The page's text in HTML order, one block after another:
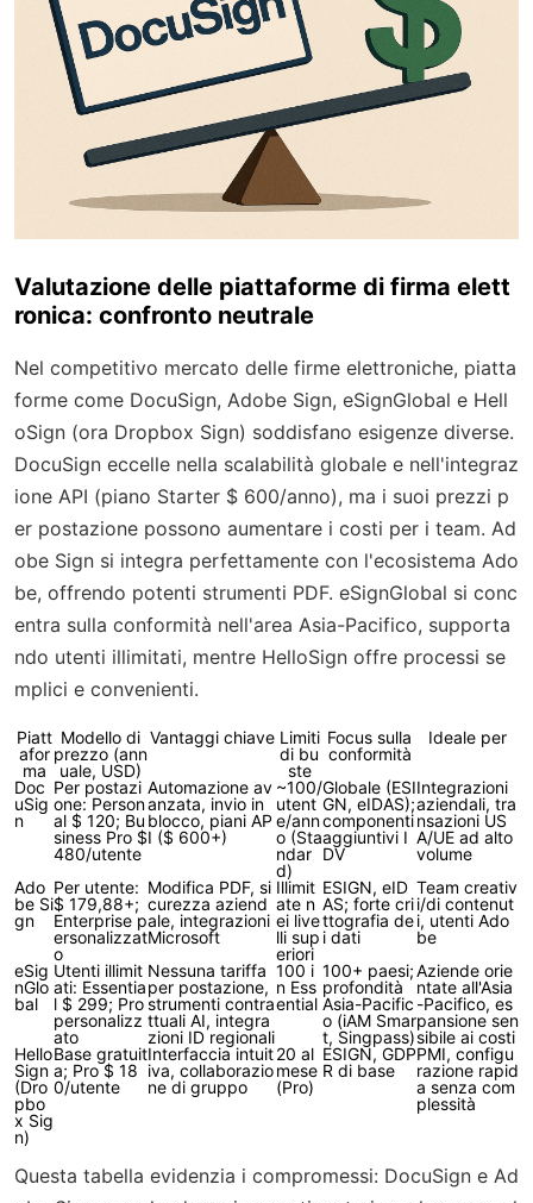
Valutazione delle piattaforme di firma elett
ronica: confronto neutrale
Nel competitivo mercato delle firme elettroniche, piatta
forme come DocuSign, Adobe Sign, eSignGlobal e Hell
oSign (ora Dropbox Sign) soddisfano esigenze diverse.
DocuSign eccelle nella scalabilità globale e nell'integraz
ione API (piano Starter $ 600/anno), ma i suoi prezzi p
er postazione possono aumentare i costi per i team. Ad
obe Sign si integra perfettamente con l'ecosistema Ado
be, offrendo potenti strumenti PDF. eSignGlobal si conc
entra sulla conformità nell'area Asia-Pacifico, supporta
ndo utenti illimitati, mentre HelloSign offre processi se
mplici e convenienti.
Piatt
afor
ma
Modello di
prezzo (ann
uale, USD)
Vantaggi chiave Limiti
di bu
ste
Focus sulla
conformità
Ideale per
Doc
uSig
n
Per postazi
one: Person
al $ 120; Bu
siness Pro $
480/utente
Automazione av
anzata, invio in
blocco, piani AP
I ($ 600+)
~100/
utent
e/ann
o (Sta
ndar
d)
Globale (ESI
GN, eIDAS);
componenti
aggiuntivi I
DV
Integrazioni
aziendali, tra
nsazioni US
A/UE ad alto
volume
Ado
be Si
gn
Per utente:
$ 179,88+;
Enterprise p
ersonalizzat
o
Modifica PDF, si
curezza aziend
ale, integrazioni
Microsoft
Illimit
ate n
ei live
lli sup
eriori
ESIGN, eID
AS; forte cri
ttografia de
i dati
Team creativ
i/di contenut
i, utenti Ado
be
eSig
nGlo
bal
Utenti illimit
ati: Essentia
l $ 299; Pro
personalizz
ato
Nessuna tariffa
per postazione,
strumenti contra
ttuali AI, integra
zioni ID regionali
100 i
n Ess
ential
100+ paesi;
profondità
Asia-Pacific
o (iAM Smar
t, Singpass)
Aziende orie
ntate all'Asia
-Pacifico, es
pansione sen
sibile ai costi
Hello
Sign
(Dro
pbo
x Sig
n)
Base gratuit
a; Pro $ 18
0/utente
Interfaccia intuit
iva, collaborazio
ne di gruppo
20 al
mese
(Pro)
ESIGN, GDP
R di base
PMI, configu
razione rapid
a senza com
plessità
Questa tabella evidenzia i compromessi: DocuSign e Ad